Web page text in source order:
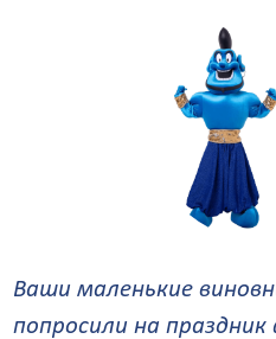
Ваши маленькие
попросили на